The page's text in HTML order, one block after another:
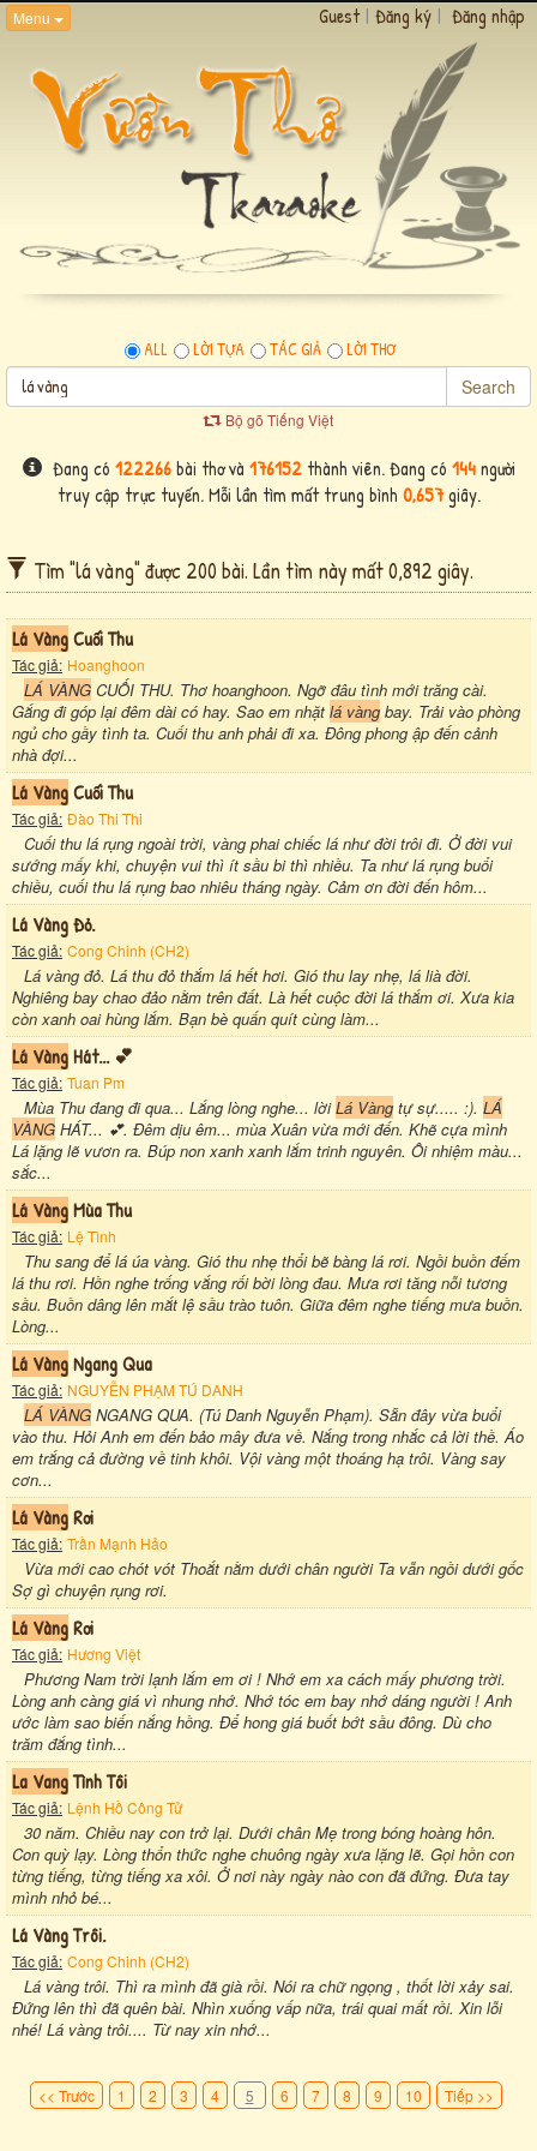
Menu Guest | Đăng ký | Đăng nhập
ALL LỜI TỰA TÁC GIẢ LỜI THƠ
Search
Bộ gõ Tiếng Việt
Đang có 122266bài thơ và 176152thành viên. Đang có 144người
truy cập trực tuyến. Mỗi lần tìm mất trung bình 0,657giây.
Tìm "lá vàng" được 200 bài. Lần tìm này mất 0,892 giây.
Lá VàngCuối Thu
Tác giả: Hoanghoon
LÁ VÀNG CUỐI THU. Thơ hoanghoon. Ngỡ đâu tình mới trăng cài.
Gắng đi góp lại đêm dài có hay. Sao em nhặt lá vàng bay. Trải vào phòng
ngủ cho gầy tình ta. Cuối thu anh phải đi xa. Đông phong ập đến cảnh
nhà đợi...
Lá VàngCuối Thu
Tác giả: Đào Thi Thi
Cuối thu lá rụng ngoài trời, vàng phai chiếc lá như đời trôi đi. Ở đời vui
sướng mấy khi, chuyện vui thì ít sầu bi thì nhiều. Ta như lá rụng buổi
chiều, cuối thu lá rụng bao nhiêu tháng ngày. Cảm ơn đời đến hôm...
Lá Vàng Đỏ.
Tác giả: Cong Chinh (CH2)
Lá vàng đỏ. Lá thu đỏ thắm lá hết hơi. Gió thu lay nhẹ, lá lià đời.
Nghiêng bay chao đảo nằm trên đất. Là hết cuộc đời lá thắm ơi. Xưa kia
còn xanh oai hùng lắm. Bạn bè quấn quít cùng làm...
Lá VàngHát... 💕
Tác giả: Tuan Pm
Mùa Thu đang đi qua... Lắng lòng nghe... lờiLá Vàng tự sự..... :). LÁ
VÀNG HÁT... 💕. Đêm dịu êm... mùa Xuân vừa mới đến. Khẽ cựa mình
Lá lặng lẽ vươn ra. Búp non xanh xanh lắm trinh nguyên. Ôi nhiệm màu...
sắc...
Lá VàngMùa Thu
Tác giả: Lệ Tình
Thu sang để lá úa vàng. Gió thu nhẹ thổi bẽ bàng lá rơi. Ngồi buồn đếm
lá thu rơi. Hồn nghe trống vắng rối bời lòng đau. Mưa rơi tăng nỗi tương
sầu. Buồn dâng lên mắt lệ sầu trào tuôn. Giữa đêm nghe tiếng mưa buồn.
Lòng...
Lá VàngNgang Qua
Tác giả: NGUYỄN PHẠM TÚ DANH
LÁ VÀNG NGANG QUA. (Tú Danh Nguyễn Phạm). Sẵn đây vừa buổi
vào thu. Hỏi Anh em đến bảo mây đưa về. Nắng trong nhắc cả lời thề. Áo
em trắng cả đường về tinh khôi. Vội vàng một thoáng hạ trôi. Vàng say
cơn...
Lá VàngRơi
Tác giả: Trần Mạnh Hảo
Vừa mới cao chót vót Thoắt nằm dưới chân người Ta vẫn ngồi dưới gốc
Sợ gì chuyện rụng rơi.
Lá VàngRơi
Tác giả: Hương Việt
Phương Nam trời lạnh lắm em ơi ! Nhớ em xa cách mấy phương trời.
Lòng anh càng giá vì nhung nhớ. Nhớ tóc em bay nhớ dáng người ! Anh
ước làm sao biến nắng hồng. Để hong giá buốt bớt sầu đông. Dù cho
trăm đắng tình...
La VangTình Tôi
Tác giả: Lệnh Hồ Công Tử
30 năm. Chiều nay con trở lại. Dưới chân Mẹ trong bóng hoàng hôn.
Con quỳ lạy. Lòng thổn thức nghe chuông ngày xưa lặng lẽ. Gọi hồn con
từng tiếng, từng tiếng xa xôi. Ở nơi này ngày nào con đã đứng. Đưa tay
mình nhỏ bé...
Lá Vàng Trôi.
Tác giả: Cong Chinh (CH2)
Lá vàng trôi. Thì ra mình đã già rồi. Nói ra chữ ngọng , thốt lời xảy sai.
Đứng lên thì đã quên bài. Nhìn xuống vấp nữa, trái quai mất rồi. Xin lỗi
nhé! Lá vàng trôi.... Từ nay xin nhớ...
<< Trước 1 2 3 4 5 6 7 8 9 10 Tiếp >>